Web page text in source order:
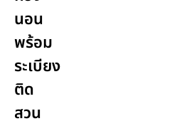
นอน
พร้อม
ระเบียง
ติด
สวน